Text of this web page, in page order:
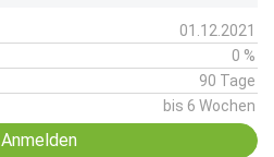
01.12.2021
0 %
90 Tage
bis 6 Wochen
Anmelden